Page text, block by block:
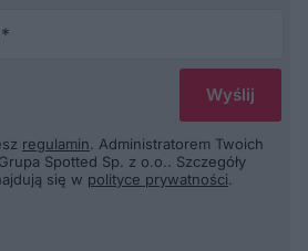
regulamin. Administratorem Twoich
Spotted Sp. z o.o.. Szczegóły
się w polityce prywatności.